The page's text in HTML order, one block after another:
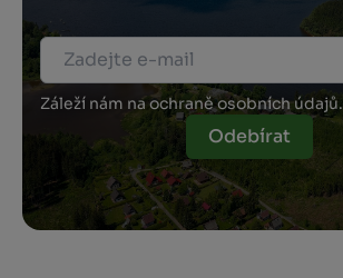
Záleží nám na ochraně osobních údajů.
Odebírat